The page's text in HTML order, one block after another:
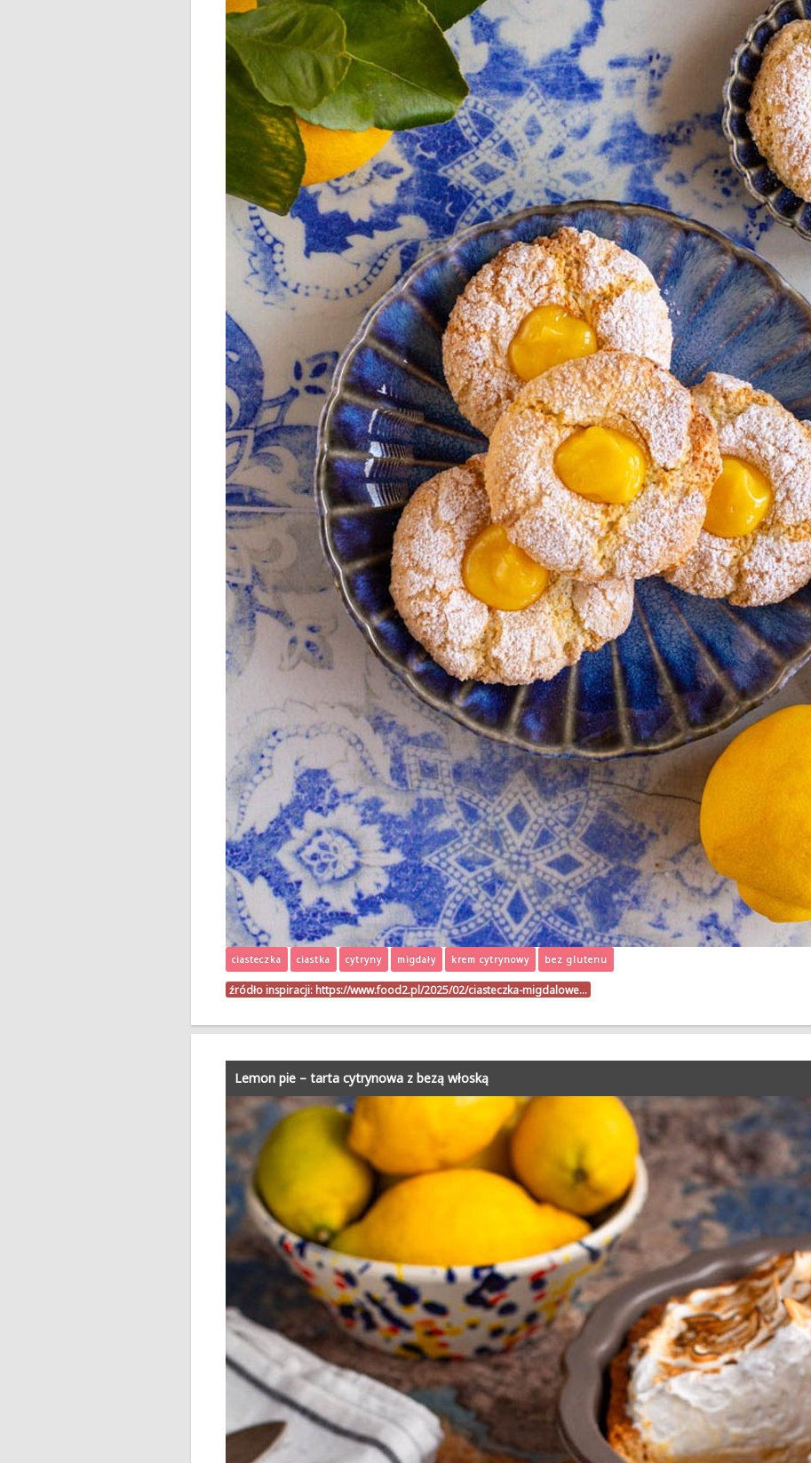
ciasteczka ciastka cytryny migdały krem cytrynowy bez glutenu
źródło inspiracji: https://www.food2.pl/2025/02/ciasteczka-migdalowe…
Lemon pie – tarta cytrynowa z bezą włoską